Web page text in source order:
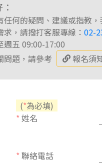
任何的疑問、建議或指教
，請撥打客服專線： 02-
週五 09:00-17:00
問題，請參考
報名須
(*為必填)
* 姓名
* 聯絡電話